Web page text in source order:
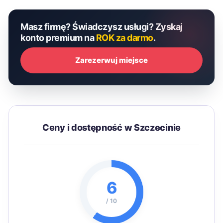
Masz firmę? Świadczysz usługi? Zyskaj
konto premium naROK za darmo.
Zarezerwuj miejsce
Ceny i dostępność w Szczecinie
6
/ 10